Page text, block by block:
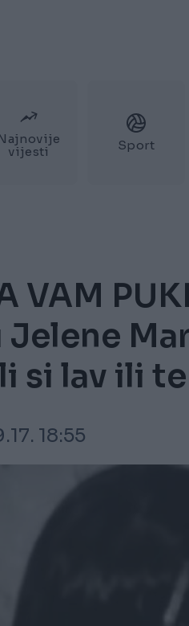
vijesti
Sport
VAM
si lav ili
18:55